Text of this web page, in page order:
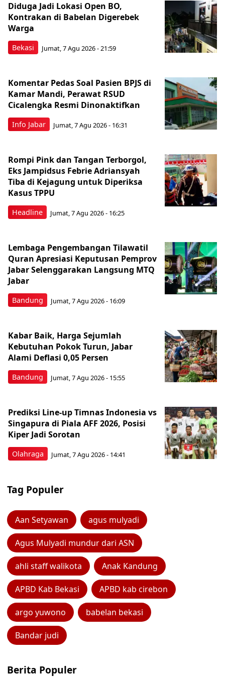
Bekasi
Diduga Jadi Lokasi Open BO,
Kontrakan di Babelan Digerebek
Warga
Jumat, 7 Agu 2026 - 21:59
Info Jabar
Komentar Pedas Soal Pasien BPJS di
Kamar Mandi, Perawat RSUD
Cicalengka Resmi Dinonaktifkan
Jumat, 7 Agu 2026 - 16:31
Headline
Rompi Pink dan Tangan Terborgol,
Eks Jampidsus Febrie Adriansyah
Tiba di Kejagung untuk Diperiksa
Kasus TPPU
Jumat, 7 Agu 2026 - 16:25
Bandung
Lembaga Pengembangan Tilawatil
Quran Apresiasi Keputusan Pemprov
Jabar Selenggarakan Langsung MTQ
Jabar
Jumat, 7 Agu 2026 - 16:09
Bandung
Kabar Baik, Harga Sejumlah
Kebutuhan Pokok Turun, Jabar
Alami Deflasi 0,05 Persen
Jumat, 7 Agu 2026 - 15:55
Olahraga
Prediksi Line-up Timnas Indonesia vs
Singapura di Piala AFF 2026, Posisi
Kiper Jadi Sorotan
Jumat, 7 Agu 2026 - 14:41
Tag Populer
Aan Setyawan agus mulyadi
Agus Mulyadi mundur dari ASN
ahli staff walikota Anak Kandung
APBD Kab Bekasi APBD kab cirebon
argo yuwono babelan bekasi
Bandar judi
Berita Populer